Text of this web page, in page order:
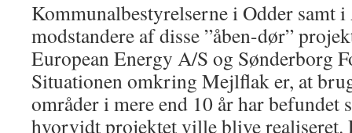
Kommunalbestyrelserne i Odder samt i
modstandere af disse ”åben-dør”
European Energy A/S og Sønderborg
Situationen omkring Mejlflak er, at
områder i mere end 10 år har befundet
hvorvidt projektet ville blive realiseret.